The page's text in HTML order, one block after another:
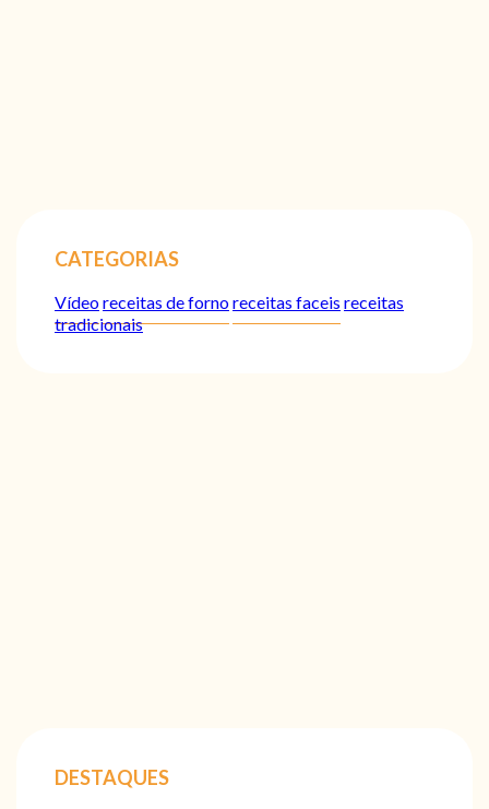
CATEGORIAS
Vídeoreceitas de fornoreceitas faceis receitas
tradicionais
DESTAQUES